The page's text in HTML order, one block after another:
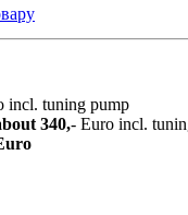
incl. tuning pump
340,- Euro incl.